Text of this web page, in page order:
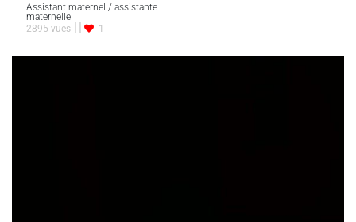
Assistant maternel / assistante
maternelle
2895 vues
1